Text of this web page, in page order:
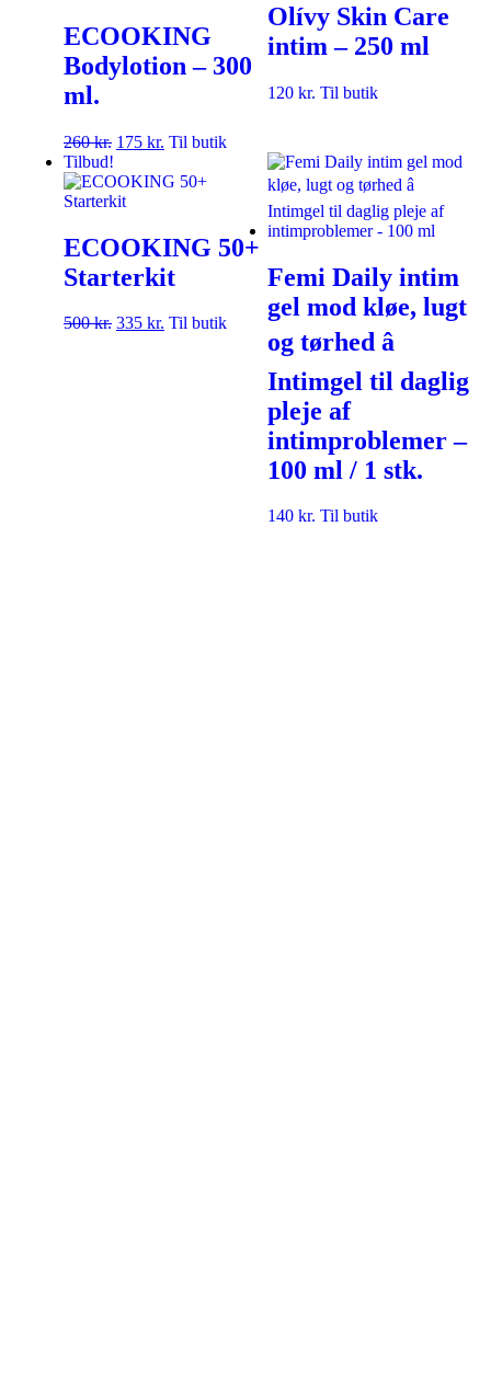
ECOOKING
Bodylotion – 300
ml.
260kr. 175 kr. Til butik
Olívy Skin Care
intim – 250 ml
120 kr. Til butik
Tilbud!
ECOOKING 50+
Starterkit
500kr. 335 kr. Til butik
Femi Daily intim
gel mod kløe, lugt
og tørhed â
Intimgel til daglig
pleje af
intimproblemer –
100 ml / 1 stk.
140 kr. Til butik